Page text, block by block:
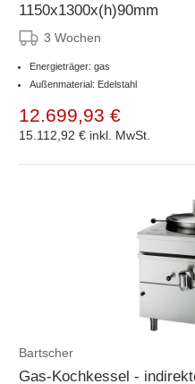
1150x1300x(h)90mm
3 Wochen
Energieträger: gas
Außenmaterial: Edelstahl
12.699,93 €
15.112,92 € inkl. MwSt.
Bartscher
Gas-Kochkessel -